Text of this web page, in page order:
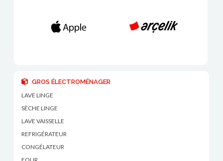
GROS ÉLECTROMÉNAGER
LAVE LINGE
SÈCHE LINGE
LAVE VAISSELLE
REFRIGÉRATEUR
CONGÉLATEUR